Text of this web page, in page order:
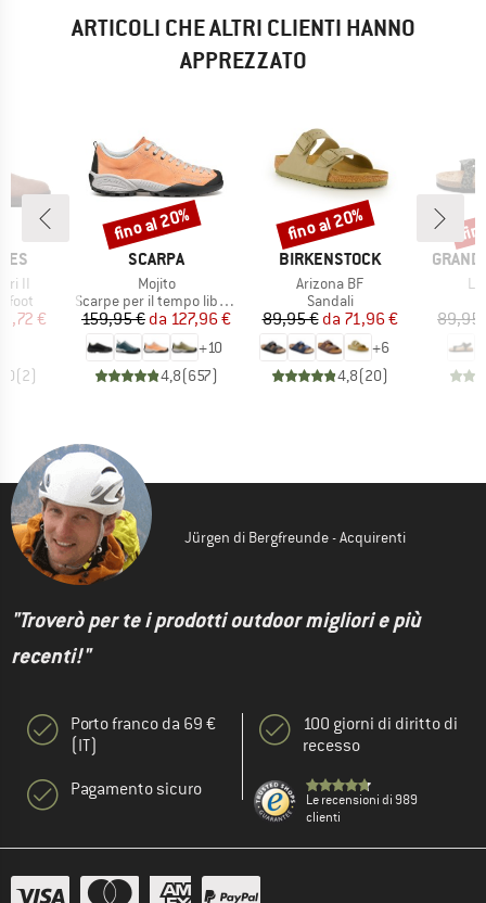
ARTICOLI CHE ALTRI CLIENTI HANNO
APPREZZATO
II
ridotto
€
(2)
MARCHIO
SCARPA
Articolo
Mojito
Gruppo di prodotti
Scarpe per il tempo libero
Prezzo
159,95 € Prezzo ridotto
da 127,96 €
+10
4,8(657)
Sconto
fino al 20%
MARCHIO
BIRKENSTOCK
Articolo
Arizona BF
Gruppo di prodotti
Sandali
Prezzo
89,95 € Prezzo ridotto
da 71,96 €
+6
4,8(20)
Sconto
fino al 20%
89,95
Jürgen di Bergfreunde - Acquirenti
"Troverò per te i prodotti outdoor migliori e più
recenti!"
Porto franco da 69 €
(IT)
Pagamento sicuro
100 giorni di diritto di
recesso
Le recensioni di 989
clienti